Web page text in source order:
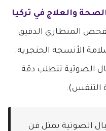
والعلاج في تركيا
المنظاري الدقيق
الأنسجة الحنجرية.
الصوتية تتطلب دقة
التنفس).
الصوتية يمثل فن